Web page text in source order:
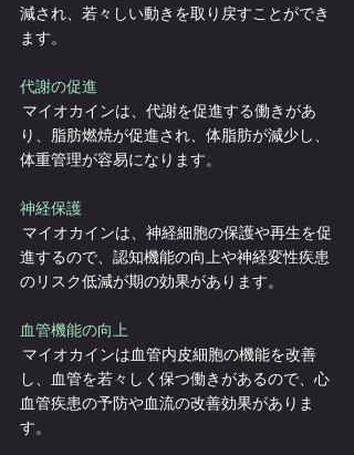
減され、若々しい動きを取り戻すことができ
ます。
代謝の促進
り、脂肪燃焼が促進され、体脂肪が減少し、
体重管理が容易になります。
神経保護
進するので、認知機能の向上や神経変性疾患
のリスク低減が期の効果があります。
血管機能の向上
し、血管を若々しく保つ働きがあるので、心
血管疾患の予防や血流の改善効果がありま
す。